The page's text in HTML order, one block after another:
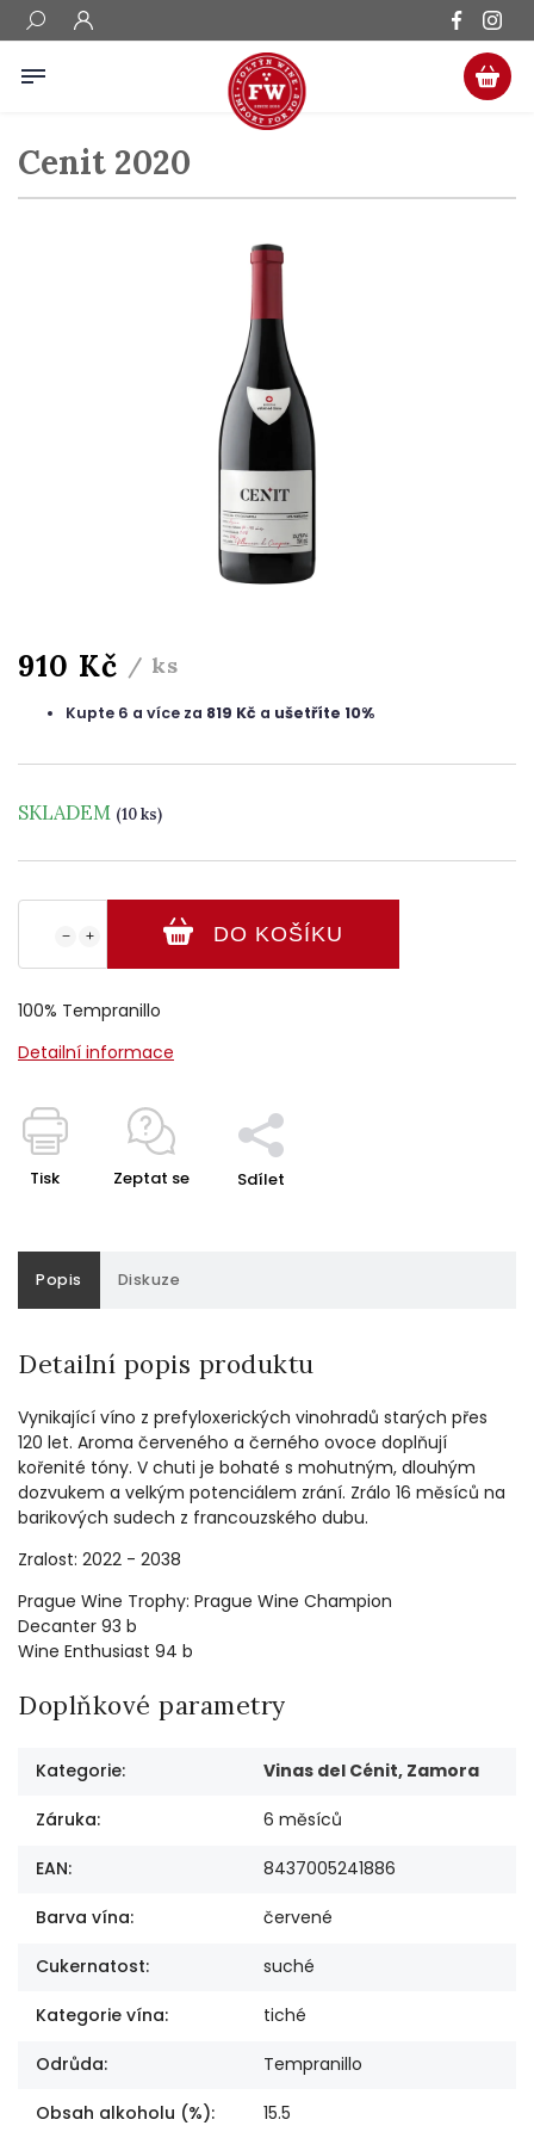
Cenit 2020
910 Kč / ks
Kupte 6 a více za 819 Kč a ušetříte 10%
SKLADEM (10 ks)
+
− DO KOŠÍKU
100% Tempranillo
Detailní informace
Tisk Zeptat se Sdílet
Popis Diskuze
Detailní popis produktu
Vynikající víno z prefyloxerických vinohradů starých přes
120 let. Aroma červeného a černého ovoce doplňují
kořenité tóny. V chuti je bohaté s mohutným, dlouhým
dozvukem a velkým potenciálem zrání. Zrálo 16 měsíců na
barikových sudech z francouzského dubu.
Zralost: 2022 - 2038
Prague Wine Trophy: Prague Wine Champion
Decanter 93 b
Wine Enthusiast 94 b
Doplňkové parametry
Kategorie: Vinas del Cénit, Zamora
Záruka: 6 měsíců
EAN: 8437005241886
Barva vína: červené
Cukernatost: suché
Kategorie vína: tiché
Odrůda: Tempranillo
Obsah alkoholu (%): 15.5